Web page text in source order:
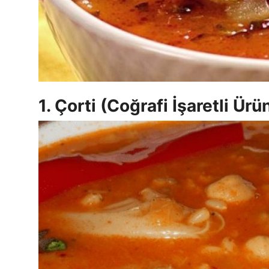
Anne & Bebek Beslenmesi
Mutfak Sırları & Teknikler
Gıda Sözlüğü & Nedir?
1. Çorti (Coğrafi İşaretli